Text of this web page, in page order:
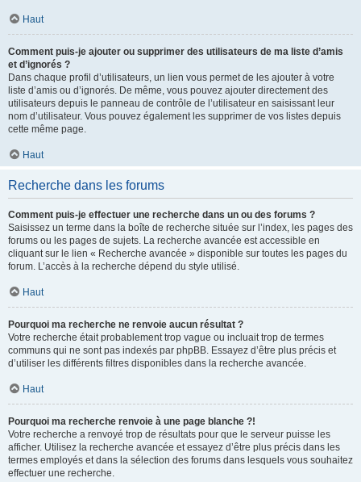
Haut
Comment puis-je ajouter ou supprimer des utilisateurs de ma liste d’amis
et d’ignorés ?
Dans chaque profil d’utilisateurs, un lien vous permet de les ajouter à votre
liste d’amis ou d’ignorés. De même, vous pouvez ajouter directement des
utilisateurs depuis le panneau de contrôle de l’utilisateur en saisissant leur
nom d’utilisateur. Vous pouvez également les supprimer de vos listes depuis
cette même page.
Haut
Recherche dans les forums
Comment puis-je effectuer une recherche dans un ou des forums ?
Saisissez un terme dans la boîte de recherche située sur l’index, les pages des
forums ou les pages de sujets. La recherche avancée est accessible en
cliquant sur le lien « Recherche avancée » disponible sur toutes les pages du
forum. L’accès à la recherche dépend du style utilisé.
Haut
Pourquoi ma recherche ne renvoie aucun résultat ?
Votre recherche était probablement trop vague ou incluait trop de termes
communs qui ne sont pas indexés par phpBB. Essayez d’être plus précis et
d’utiliser les différents filtres disponibles dans la recherche avancée.
Haut
Pourquoi ma recherche renvoie à une page blanche ?!
Votre recherche a renvoyé trop de résultats pour que le serveur puisse les
afficher. Utilisez la recherche avancée et essayez d’être plus précis dans les
termes employés et dans la sélection des forums dans lesquels vous souhaitez
effectuer une recherche.